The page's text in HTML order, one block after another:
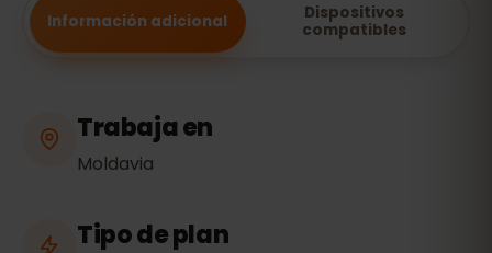
Información adicional
Dispositivos
compatibles
Trabaja en
Moldavia
Tipo de plan